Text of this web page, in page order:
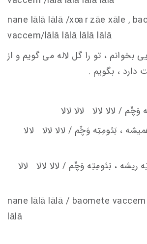
nane lālā lālā /xoa r zāe xāle ,
vaccem/lālā lālā lālā lālā
بخوانم ، تو را گل لاله می گویم و از
دارد ، بگویم .
وَچِّم / لالا لالا لالا لالا
، بَئومِتِه وَچِّم / لالا لالا لالا
ريشه ، بَئومِتِه وَچِّم / لالا لالا لالا
nane lālā lālā / baomete vaccem
lālā